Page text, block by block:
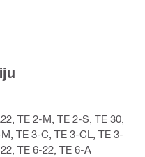
TE 2-M, TE 2-S, TE 30,
TE 3-C, TE 3-CL, TE 3-
TE 6-22, TE 6-A